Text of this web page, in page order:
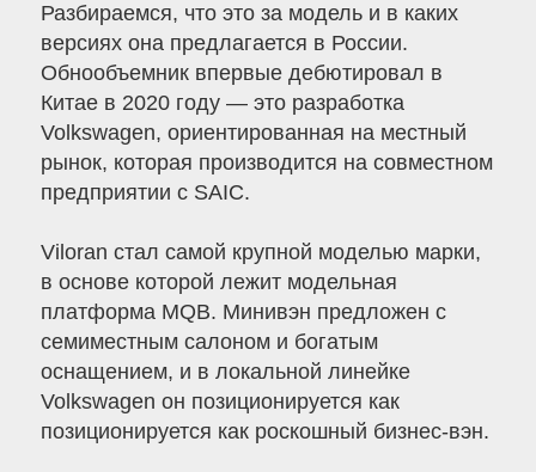
Разбираемся, что это за модель и в каких
версиях она предлагается в России.
Обнообъемник впервые дебютировал в
Китае в 2020 году — это разработка
Volkswagen, ориентированная на местный
рынок, которая производится на совместном
предприятии с SAIC.
Viloran стал самой крупной моделью марки,
в основе которой лежит модельная
платформа MQB. Минивэн предложен с
семиместным салоном и богатым
оснащением, и в локальной линейке
Volkswagen он позиционируется как
позиционируется как роскошный бизнес-вэн.